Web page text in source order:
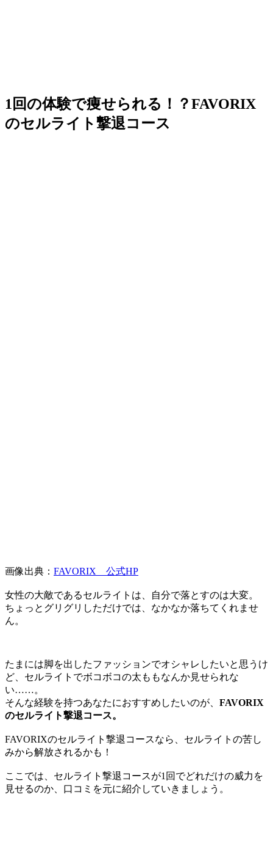
1回の体験で痩せられる！？FAVORIX
のセルライト撃退コース
画像出典： FAVORIX 公式HP
女性の大敵であるセルライトは、自分で落とすのは大変。
ちょっとグリグリしただけでは、なかなか落ちてくれませ
ん。
たまには脚を出したファッションでオシャレしたいと思うけ
ど、セルライトでボコボコの太ももなんか見せられな
い……。
そんな経験を持つあなたにおすすめしたいのが、 FAVORIX
のセルライト撃退コース。
FAVORIXのセルライト撃退コースなら、セルライトの苦し
みから解放されるかも！
ここでは、セルライト撃退コースが1回でどれだけの威力を
見せるのか、口コミを元に紹介していきましょう。